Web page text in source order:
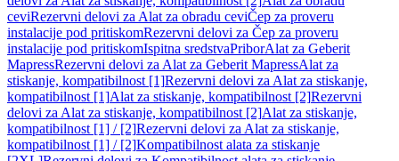
ceviRezervni delovi za Alat za obradu ceviČep za proveru
instalacije pod pritiskomRezervni delovi za Čep za proveru
instalacije pod pritiskomIspitna sredstvaPriborAlat za Geberit
MapressRezervni delovi za Alat za Geberit MapressAlat za
stiskanje, kompatibilnost [1]Rezervni delovi za Alat za stiskanje,
kompatibilnost [1]Alat za stiskanje, kompatibilnost [2]Rezervni
delovi za Alat za stiskanje, kompatibilnost [2]Alat za stiskanje,
kompatibilnost [1] / [2]Rezervni delovi za Alat za stiskanje,
kompatibilnost [1] / [2]Kompatibilnost alata za stiskanje